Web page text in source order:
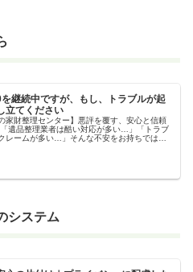
継続中ですが、もし、トラブルが起
立てください
家財整理センター】悪評を覆す、安心と信頼
遺品整理業者は酷い対応が多い…」「トラブ
レームが多い…」そんな不安をお持ちではあ
システム